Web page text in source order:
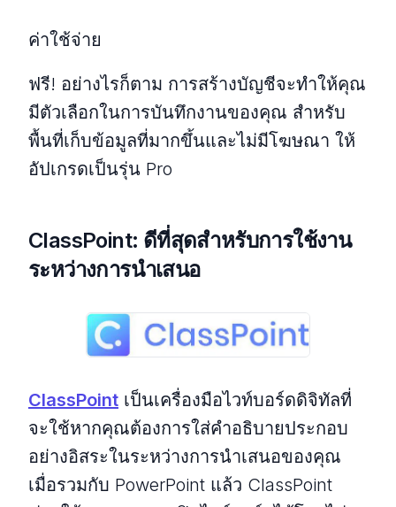
ค่าใช้จ่าย
ฟรี! อย่างไรก็ตาม การสร้างบัญชีจะทำให้คุณ
มีตัวเลือกในการบันทึกงานของคุณ สำหรับ
พื้นที่เก็บข้อมูลที่มากขึ้นและไม่มีโฆษณา ให้
อัปเกรดเป็นรุ่น Pro
ClassPoint: ดีที่สุดสำหรับการใช้งาน
ระหว่างการนำเสนอ
ClassPoint เป็นเครื่องมือไวท์บอร์ดดิจิทัลที่
จะใช้หากคุณต้องการใส่คำอธิบายประกอบ
อย่างอิสระในระหว่างการนำเสนอของคุณ
เมื่อรวมกับ PowerPoint แล้ว ClassPoint